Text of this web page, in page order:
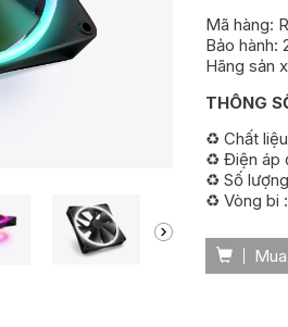
Mã hàng:
Bảo hành:
Hãng sản
THÔNG
♻️ Chất
♻️ Điện áp
♻️ Số
♻️ Vòng bi